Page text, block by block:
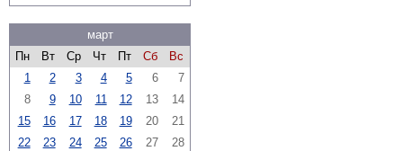
март
Пн
Вт Ср Чт Пт Сб
Вс
1
2 3 4 5 6
7
8
9 10 11 12 13
14
15
16 17 18 19 20
21
22
23 24 25 26 27
28